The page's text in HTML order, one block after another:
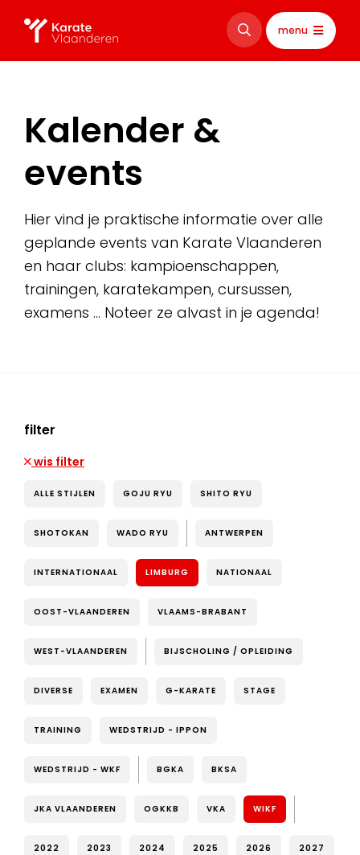
menu
Kalender &
events
Hier vind je praktische informatie over alle
geplande events van Karate Vlaanderen
en haar clubs: kampioenschappen,
trainingen, karatekampen, cursussen,
examens … Noteer ze alvast in je agenda!
filter
wis filter
ALLE STIJLEN GOJU RYU SHITO RYU
SHOTOKAN WADO RYU ANTWERPEN
INTERNATIONAAL LIMBURG NATIONAAL
OOST-VLAANDEREN VLAAMS-BRABANT
WEST-VLAANDEREN BIJSCHOLING / OPLEIDING
DIVERSE EXAMEN G-KARATE STAGE
TRAINING WEDSTRIJD - IPPON
WEDSTRIJD - WKF BGKA BKSA
JKA VLAANDEREN OGKKB VKA WIKF
2022 2023 2024 2025 2026 2027